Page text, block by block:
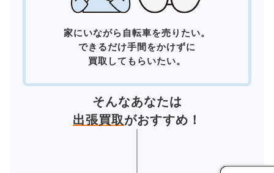
家にいながら自転車を売りたい。
できるだけ手間をかけずに
買取してもらいたい。
そんなあなたは
出張買取がおすすめ！